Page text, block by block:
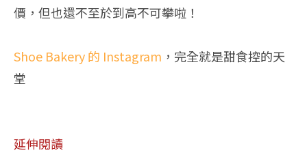
價，但也還不至於到高不可攀啦！
Shoe Bakery 的 Instagram ，完全就是甜食控的天
堂
延伸閱讀